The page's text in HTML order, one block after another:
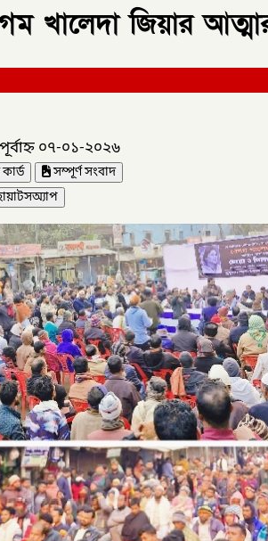
খালেদা জিয়ার
০৭-০১-২০২৬
সম্পূর্ণ সংবাদ